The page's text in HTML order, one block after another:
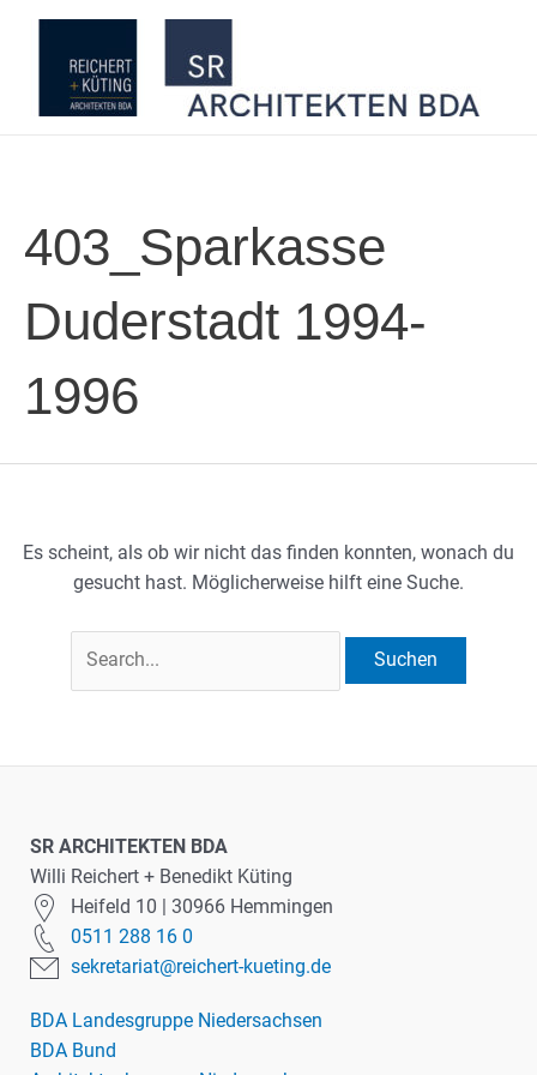
springen
403_Sparkasse
Duderstadt 1994-
1996
Es scheint, als ob wir nicht das finden konnten, wonach du
gesucht hast. Möglicherweise hilft eine Suche.
SR ARCHITEKTEN BDA
Willi Reichert + Benedikt Küting
Heifeld 10 | 30966 Hemmingen
0511 288 16 0
sekretariat@reichert-kueting.de
BDA Landesgruppe Niedersachsen
BDA Bund